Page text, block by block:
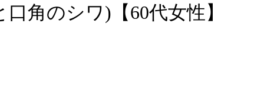
角のシワ)【60代女性】